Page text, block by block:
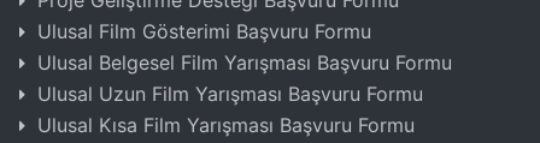
Ulusal Film Gösterimi Başvuru Formu
Ulusal Belgesel Film Yarışması Başvuru Formu
Ulusal Uzun Film Yarışması Başvuru Formu
Ulusal Kısa Film Yarışması Başvuru Formu